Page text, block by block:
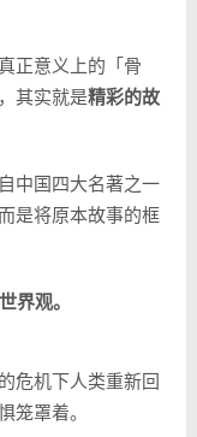
正意义上的「骨
其实就是精彩的故
中国四大名著之一
是将原本故事的框
界观。
危机下人类重新回
笼罩着。